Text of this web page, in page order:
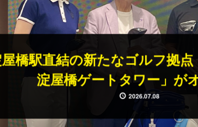
「BUZZ GOLF LADIES
KOBE」開催概要・お